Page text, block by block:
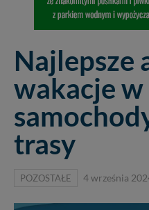
Najlepsze
wakacje w
trasy
POZOSTAŁE 4 września